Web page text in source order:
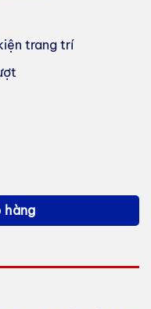
trang trí
thương hiệu số lượng
hàng